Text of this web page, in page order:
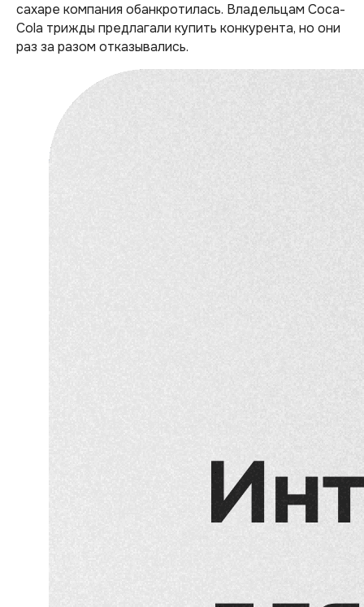
сахаре компания обанкротилась. Владельцам Coca-
Cola трижды предлагали купить конкурента, но они
раз за разом отказывались.